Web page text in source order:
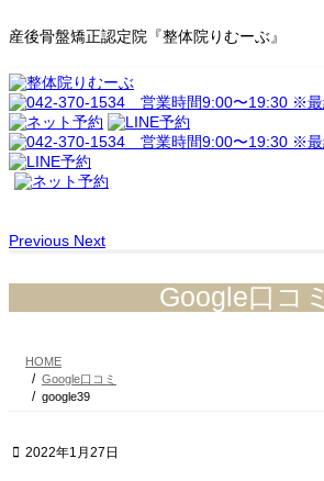
産後骨盤矯正認定院『整体院りむーぶ』
コ
ン
テ
ン
ツ
へ
ス
ッ
プ
ナ
ビ
ゲ
ー
シ
ョ
ン
移
動
Previous Next
Google口コミ
HOME
Google口コミ
google39
2022年1月27日